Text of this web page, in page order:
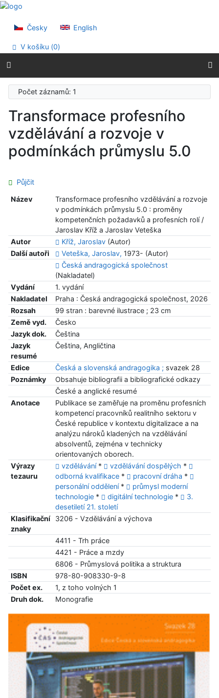
Přejít na obsah
Prohlášení o webové přístupnosti
Česky English
V košíku (0)
Počet záznamů: 1
Transformace profesního
vzdělávání a rozvoje v
podmínkách průmyslu 5.0
Půjčit
Název
Transformace profesního vzdělávání a rozvoje
v podmínkách průmyslu 5.0 : proměny
kompetenčních požadavků a profesních rolí /
Jaroslav Kříž a Jaroslav Veteška
Autor
Kříž, Jaroslav(Autor)
Další autoři
Veteška, Jaroslav, 1973- (Autor)
Česká andragogická společnost
(Nakladatel)
Vydání
1. vydání
Nakladatel
Praha : Česká andragogická společnost, 2026
Rozsah
99 stran : barevné ilustrace ; 23 cm
Země vyd.
Česko
Jazyk dok.
Čeština
Jazyk
resumé
Čeština, Angličtina
Edice Česká a slovenská andragogika ; svazek 28
Poznámky
Obsahuje bibliografii a bibliografické odkazy
České a anglické resumé
Anotace
Publikace se zaměřuje na proměnu profesních
kompetencí pracovníků realitního sektoru v
České republice v kontextu digitalizace a na
analýzu nároků kladených na vzdělávání
absolventů, zejména v technicky
orientovaných oborech.
Výrazy
tezauru
vzdělávání* vzdělávání dospělých *
odborná kvalifikace* pracovní dráha *
personální oddělení*
průmysl moderní
technologie* digitální technologie*
3.
desetiletí 21. století
Klasifikační
znaky
3206 - Vzdělávání a výchova
4411 - Trh práce
4421 - Práce a mzdy
6806 - Průmyslová politika a struktura
ISBN
978-80-908330-9-8
Počet ex.
1, z toho volných 1
Druh dok.
Monografie